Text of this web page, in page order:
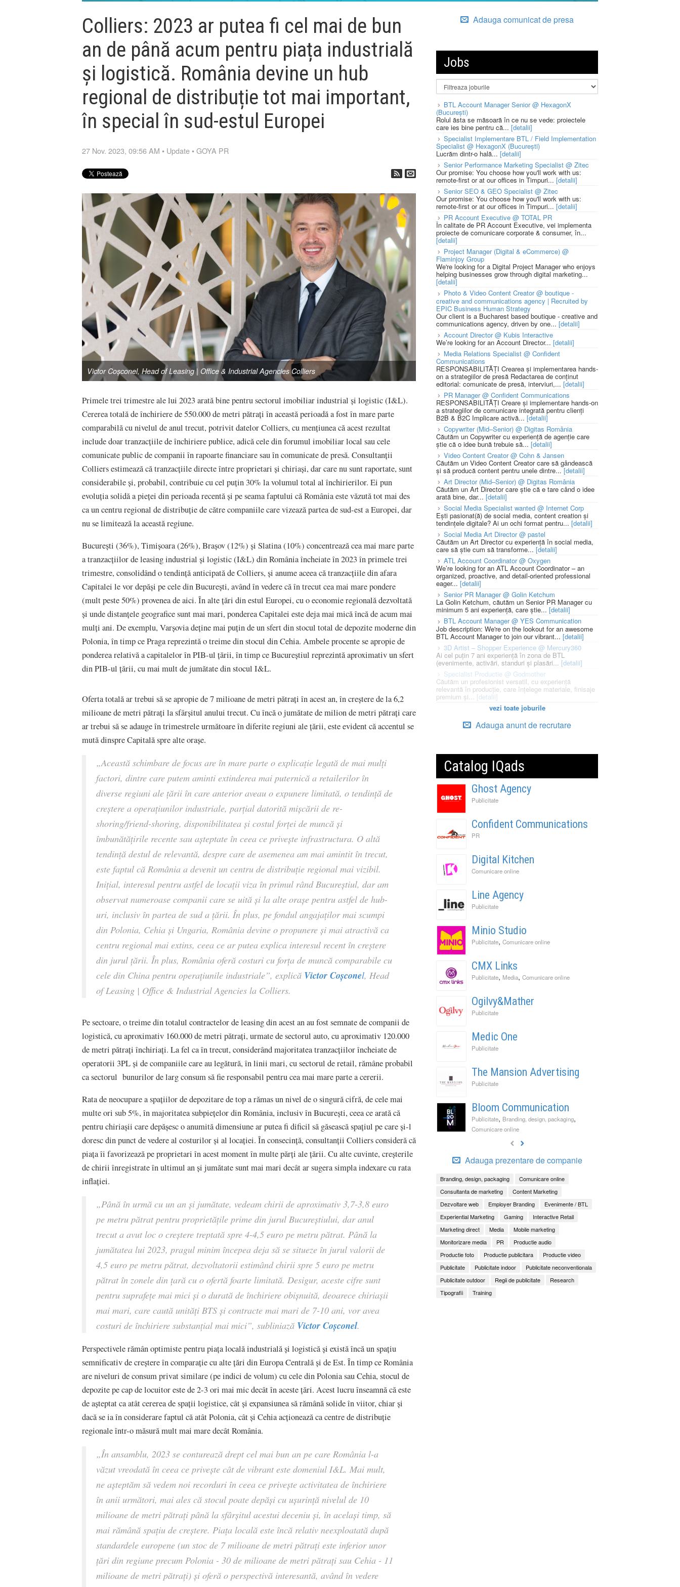
Colliers: 2023 ar putea fi cel mai de bun
an de până acum pentru piața industrială
și logistică. România devine un hub
regional de distribuție tot mai important,
în special în sud-estul Europei
27 Nov. 2023, 09:56 AM • Update •GOYA PR
Victor Coșconel, Head of Leasing | Office & Industrial Agencies Colliers
Primele trei trimestre ale lui 2023 arată bine pentru sectorul imobiliar industrial și logistic (I&L).
Cererea totală de închiriere de 550.000 de metri pătrați în această perioadă a fost în mare parte
comparabilă cu nivelul de anul trecut, potrivit datelor Colliers, cu mențiunea că acest rezultat
include doar tranzacțiile de închiriere publice, adică cele din forumul imobiliar local sau cele
comunicate public de companii în rapoarte financiare sau în comunicate de presă. Consultanții
Colliers estimează că tranzacțiile directe între proprietari și chiriași, dar care nu sunt raportate, sunt
considerabile și, probabil, contribuie cu cel puțin 30% la volumul total al închirierilor. Ei pun
evoluția solidă a pieței din perioada recentă și pe seama faptului că România este văzută tot mai des
ca un centru regional de distribuție de către companiile care vizează partea de sud-est a Europei, dar
nu se limitează la această regiune.
București (36%), Timișoara (26%), Brașov (12%) și Slatina (10%) concentrează cea mai mare parte
a tranzacțiilor de leasing industrial și logistic (I&L) din România încheiate în 2023 în primele trei
trimestre, consolidând o tendință anticipată de Colliers, și anume aceea că tranzacțiile din afara
Capitalei le vor depăși pe cele din București, având în vedere că în trecut cea mai mare pondere
(mult peste 50%) provenea de aici. În alte țări din estul Europei, cu o economie regională dezvoltată
și unde distanțele geografice sunt mai mari, ponderea Capitalei este deja mai mică încă de acum mai
mulți ani. De exemplu, Varșovia deține mai puțin de un sfert din stocul total de depozite moderne din
Polonia, în timp ce Praga reprezintă o treime din stocul din Cehia. Ambele procente se apropie de
ponderea relativă a capitalelor în PIB-ul țării, în timp ce Bucureștiul reprezintă aproximativ un sfert
din PIB-ul țării, cu mai mult de jumătate din stocul I&L.
Oferta totală ar trebui să se apropie de 7 milioane de metri pătrați în acest an, în creștere de la 6,2
milioane de metri pătrați la sfârșitul anului trecut. Cu încă o jumătate de milion de metri pătrați care
ar trebui să se adauge în trimestrele următoare în diferite regiuni ale țării, este evident că accentul se
mută dinspre Capitală spre alte orașe.
„Această schimbare de focus are în mare parte o explicație legată de mai mulți
factori, dintre care putem aminti extinderea mai puternică a retailerilor în
diverse regiuni ale țării în care anterior aveau o expunere limitată, o tendință de
creștere a operațiunilor industriale, parțial datorită mișcării de re-
shoring/friend-shoring, disponibilitatea și costul forței de muncă și
îmbunătățirile recente sau așteptate în ceea ce privește infrastructura. O altă
tendință destul de relevantă, despre care de asemenea am mai amintit în trecut,
este faptul că România a devenit un centru de distribuție regional mai vizibil.
Inițial, interesul pentru astfel de locații viza în primul rând Bucureștiul, dar am
observat numeroase companii care se uită și la alte orașe pentru astfel de hub-
uri, inclusiv în partea de sud a țării. În plus, pe fondul angajaților mai scumpi
din Polonia, Cehia și Ungaria, România devine o propunere și mai atractivă ca
centru regional mai extins, ceea ce ar putea explica interesul recent în creștere
din jurul țării. În plus, România oferă costuri cu forța de muncă comparabile cu
cele din China pentru operațiunile industriale”, explică Victor Coșconel, Head
of Leasing | Office & Industrial Agencies la Colliers.
Pe sectoare, o treime din totalul contractelor de leasing din acest an au fost semnate de companii de
logistică, cu aproximativ 160.000 de metri pătrați, urmate de sectorul auto, cu aproximativ 120.000
de metri pătrați închiriați. La fel ca în trecut, considerând majoritatea tranzacțiilor încheiate de
operatorii 3PL și de companiile care au legătură, în linii mari, cu sectorul de retail, rămâne probabil
ca sectorul bunurilor de larg consum să fie responsabil pentru cea mai mare parte a cererii.
Rata de neocupare a spațiilor de depozitare de top a rămas un nivel de o singură cifră, de cele mai
multe ori sub 5%, în majoritatea subpiețelor din România, inclusiv în București, ceea ce arată că
pentru chiriașii care depășesc o anumită dimensiune ar putea fi dificil să găsească spațiul pe care și-l
doresc din punct de vedere al costurilor și al locației. În consecință, consultanții Colliers consideră că
piața îi favorizează pe proprietari în acest moment în multe părți ale țării. Cu alte cuvinte, creșterile
de chirii înregistrate în ultimul an și jumătate sunt mai mari decât ar sugera simpla indexare cu rata
inflației.
„Până în urmă cu un an și jumătate, vedeam chirii de aproximativ 3,7-3,8 euro
pe metru pătrat pentru proprietățile prime din jurul Bucureștiului, dar anul
trecut a avut loc o creștere treptată spre 4-4,5 euro pe metru pătrat. Până la
jumătatea lui 2023, pragul minim începea deja să se situeze în jurul valorii de
4,5 euro pe metru pătrat, dezvoltatorii estimând chirii spre 5 euro pe metru
pătrat în zonele din țară cu o ofertă foarte limitată. Desigur, aceste cifre sunt
pentru suprafețe mai mici și o durată de închiriere obișnuită, deoarece chiriașii
mai mari, care caută unități BTS și contracte mai mari de 7-10 ani, vor avea
costuri de închiriere substanțial mai mici”, subliniază Victor Coșconel.
Perspectivele rămân optimiste pentru piața locală industrială și logistică și există încă un spațiu
semnificativ de creștere în comparație cu alte țări din Europa Centrală și de Est. În timp ce România
are niveluri de consum privat similare (pe indici de volum) cu cele din Polonia sau Cehia, stocul de
depozite pe cap de locuitor este de 2-3 ori mai mic decât în aceste țări. Acest lucru înseamnă că este
de așteptat ca atât cererea de spații logistice, cât și expansiunea să rămână solide în viitor, chiar și
dacă se ia în considerare faptul că atât Polonia, cât și Cehia acționează ca centre de distribuție
regionale într-o măsură mult mai mare decât România.
„În ansamblu, 2023 se conturează drept cel mai bun an pe care România l-a
văzut vreodată în ceea ce privește cât de vibrant este domeniul I&L. Mai mult,
ne așteptăm să vedem noi recorduri în ceea ce privește activitatea de închiriere
în anii următori, mai ales că stocul poate depăși cu ușurință nivelul de 10
milioane de metri pătrați până la sfârșitul acestui deceniu și, în același timp, să
mai rămână spațiu de creștere. Piața locală este încă relativ neexploatată după
standardele europene (un stoc de 7 milioane de metri pătrați este inferior unor
țări din regiune precum Polonia - 30 de milioane de metri pătrați sau Cehia - 11
milioane de metri pătrați) și oferă o perspectivă interesantă, având în vedere
Adauga comunicat de presa
Jobs
BTL Account Manager Senior @ HexagonX
(București)
Rolul ăsta se măsoară în ce nu se vede: proiectele
care ies bine pentru că... [detalii]
Specialist Implementare BTL / Field Implementation
Specialist @ HexagonX (București)
Lucrăm dintr-o hală... [detalii]
Senior Performance Marketing Specialist @ Zitec
Our promise: You choose how you'll work with us:
remote-first or at our offices in Timpuri... [detalii]
Senior SEO & GEO Specialist @ Zitec
Our promise: You choose how you'll work with us:
remote-first or at our offices in Timpuri... [detalii]
PR Account Executive @ TOTAL PR
În calitate de PR Account Executive, vei implementa
proiecte de comunicare corporate & consumer, în...
[detalii]
Project Manager (Digital & eCommerce) @
Flaminjoy Group
We're looking for a Digital Project Manager who enjoys
helping businesses grow through digital marketing...
[detalii]
Photo & Video Content Creator @ boutique -
creative and communications agency | Recruited by
EPIC Business Human Strategy
Our client is a Bucharest based boutique - creative and
communications agency, driven by one... [detalii]
Account Director @ Kubis Interactive
We’re looking for an Account Director... [detalii]
Media Relations Specialist @ Confident
Communications
RESPONSABILITĂȚI Crearea și implementarea hands-
on a strategiilor de presă Redactarea de conținut
editorial: comunicate de presă, interviuri,... [detalii]
PR Manager @ Confident Communications
RESPONSABILITĂȚI Creare și implementare hands-on
a strategiilor de comunicare integrată pentru clienți
B2B & B2C Implicare activă... [detalii]
Copywriter (Mid–Senior) @ Digitas România
Căutăm un Copywriter cu experiență de agenție care
știe că o idee bună trebuie să... [detalii]
Video Content Creator @ Cohn & Jansen
Căutăm un Video Content Creator care să gândească
și să producă content pentru unele dintre...[detalii]
Art Director (Mid–Senior) @ Digitas România
Căutăm un Art Director care știe că e tare când o idee
arată bine, dar... [detalii]
Social Media Specialist wanted @ Internet Corp
Ești pasionat(ă) de social media, content creation și
tendințele digitale? Ai un ochi format pentru... [detalii]
Social Media Art Director @ pastel
Căutăm un Art Director cu experiență în social media,
care să știe cum să transforme... [detalii]
ATL Account Coordinator @ Oxygen
We’re looking for an ATL Account Coordinator – an
organized, proactive, and detail-oriented professional
eager... [detalii]
Senior PR Manager @ Golin Ketchum
La Golin Ketchum, căutăm un Senior PR Manager cu
minimum 5 ani experiență, care știe... [detalii]
BTL Account Manager @ YES Communication
Job description: We're on the lookout for an awesome
BTL Account Manager to join our vibrant... [detalii]
3D Artist – Shopper Experience @ Mercury360
Ai cel puțin 7 ani experiență în zona de BTL
(evenimente, activări, standuri și plasări... [detalii]
Specialist Productie @ Godmother
Căutăm un profesionist versatil, cu experiență
relevantă în producție, care înțelege materiale, finisaje
premium și... [detalii]
vezi toate joburile
Adauga anunt de recrutare
Catalog IQads
Ghost Agency
Publicitate
Confident Communications
PR
Digital Kitchen
Comunicare online
Line Agency
Publicitate
Minio Studio
Publicitate, Comunicare online
CMX Links
Publicitate, Media, Comunicare online
Ogilvy&Mather
Publicitate
Medic One
Publicitate
The Mansion Advertising
Publicitate
Bloom Communication
Publicitate, Branding, design, packaging,
Comunicare online
Adauga prezentare de companie
Branding, design, packaging
Comunicare online
Consultanta de marketing
Content Marketing
Dezvoltare web
Employer Branding
Evenimente / BTL
Experiential Marketing
Gaming
Interactive Retail
Marketing direct
Media
Mobile marketing
Monitorizare media
PR
Productie audio
Productie foto
Productie publicitara
Productie video
Publicitate
Publicitate indoor
Publicitate neconventionala
Publicitate outdoor
Regii de publicitate
Research
Tipografii
Training